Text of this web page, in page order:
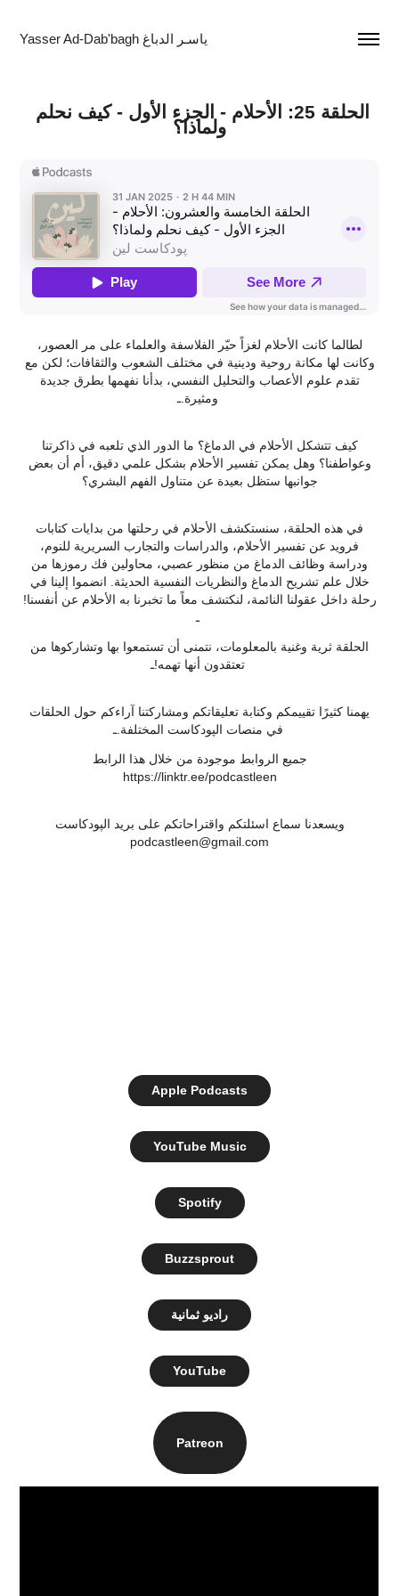
Yasser Ad-Dab'bagh ياسـر الدباغ
ولماذا؟
لطالما كانت الأحلام لغزاً حيّر الفلاسفة والعلماء على مر العصور،
وكانت لها مكانة روحية ودينية في مختلف الشعوب والثقافات؛ لكن مع
تقدم علوم الأعصاب والتحليل النفسي، بدأنا نفهمها بطرق جديدة
كيف تتشكل الأحلام في الدماغ؟ ما الدور الذي تلعبه في ذاكرتنا
وعواطفنا؟ وهل يمكن تفسير الأحلام بشكل علمي دقيق، أم أن بعض
جوانبها ستظل بعيدة عن متناول الفهم البشري؟
في هذه الحلقة، سنستكشف الأحلام في رحلتها من بدايات كتابات
فرويد عن تفسير الأحلام، والدراسات والتجارب السريرية للنوم،
ودراسة وظائف الدماغ من منظور عصبي، محاولين فك رموزها من
خلال علم تشريح الدماغ والنظريات النفسية الحديثة. انضموا إلينا في
رحلة داخل عقولنا النائمة، لنكتشف معاً ما تخبرنا به الأحلام عن أنفسنا!
الحلقة ثرية وغنية بالمعلومات، نتمنى أن تستمعوا بها وتشاركوها من
يهمنا كثيرًا تقييمكم وكتابة تعليقاتكم ومشاركتنا آراءكم حول الحلقات
جميع الروابط موجودة من خلال هذا الرابط
‏‎‏‎‏‎‏‎‏‎‏‎‏‎‏https://linktr.ee/podcastleen
ويسعدنا سماع اسئلتكم واقتراحاتكم على بريد الپودكاست
‏‎‏‎‏‎‏‎‏‎‏‎‏‎‏‎‏‎‏podcastleen@gmail.com
Apple Podcasts
YouTube Music
Spotify
Buzzsprout
راديو ثمانية
YouTube
Patreon